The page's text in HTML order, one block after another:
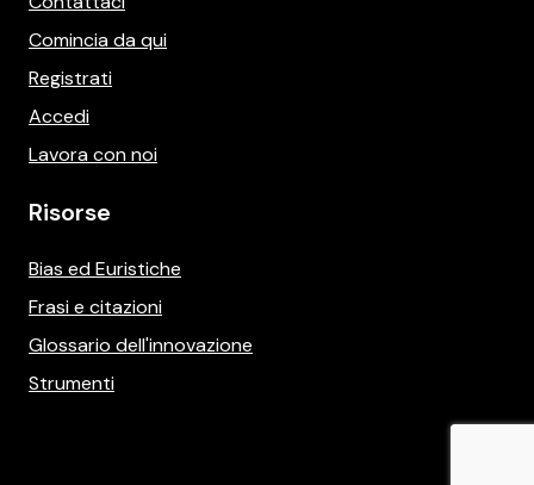
Comincia da qui
Registrati
Accedi
Lavora con noi
Risorse
Bias ed Euristiche
Frasi e citazioni
Glossario dell'innovazione
Strumenti